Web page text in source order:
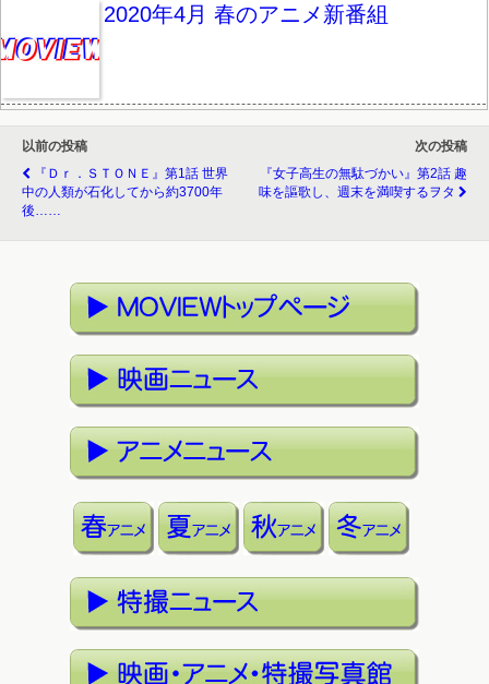
2020年4月 春のアニメ新番組
以前の投稿
『Ｄｒ．ＳＴＯＮＥ』第1話 世界
中の人類が石化してから約3700年
後……
次の投稿
『女子高生の無駄づかい』第2話 趣
味を謳歌し、週末を満喫するヲタ